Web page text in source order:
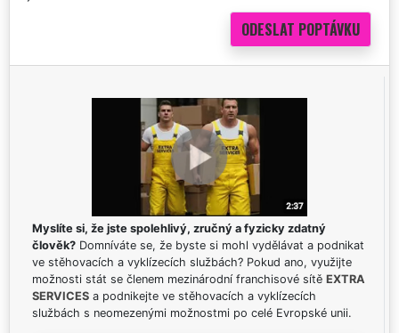
Myslíte si, že jste spolehlivý, zručný a fyzicky zdatný
člověk? Domníváte se, že byste si mohl vydělávat a podnikat
ve stěhovacích a vyklízecích službách? Pokud ano, využijte
možnosti stát se členem mezinárodní franchisové sítě EXTRA
SERVICES a podnikejte ve stěhovacích a vyklízecích
službách s neomezenými možnostmi po celé Evropské unii.